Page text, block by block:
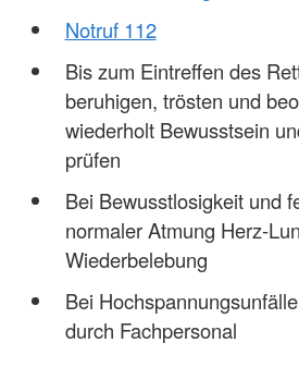
Notruf 112
Bis zum Eintreffen des
beruhigen, trösten und
wiederholt Bewusstsein
prüfen
Bei Bewusstlosigkeit und
normaler Atmung Herz-
Wiederbelebung
Bei
durch Fachpersonal